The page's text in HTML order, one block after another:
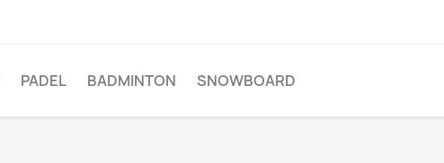
PADEL BADMINTON SNOWBOARD